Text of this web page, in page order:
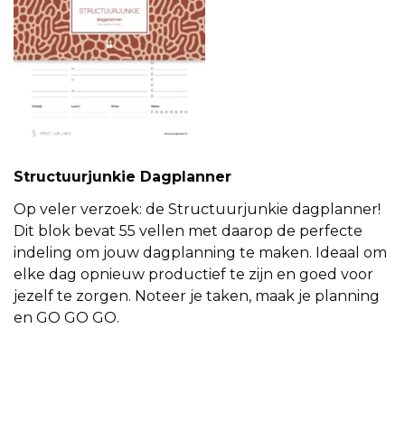
Structuurjunkie Dagplanner
Op veler verzoek: de Structuurjunkie dagplanner!
Dit blok bevat 55 vellen met daarop de perfecte
indeling om jouw dagplanning te maken. Ideaal om
elke dag opnieuw productief te zijn en goed voor
jezelf te zorgen. Noteer je taken, maak je planning
en GO GO GO.